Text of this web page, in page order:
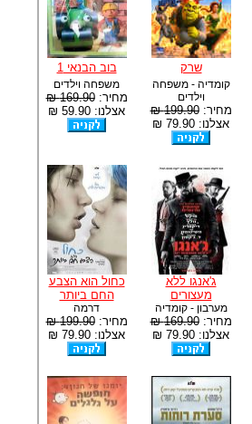
שרק
קומדיה - משפחה
וילדים
מחיר:199.90 ₪
אצלנו: 79.90 ₪
בוב הבנאי 1
משפחה וילדים
מחיר:169.90 ₪
אצלנו: 59.90 ₪
ג'אנגו ללא
מעצורים
מערבון - קומדיה
מחיר:169.90 ₪
אצלנו: 79.90 ₪
כחול הוא הצבע
החם ביותר
דרמה
מחיר:199.90 ₪
אצלנו: 79.90 ₪